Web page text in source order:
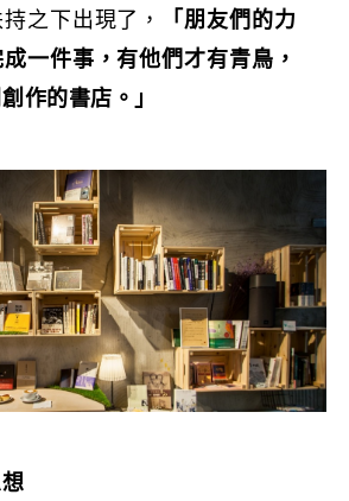
之下出現了，
「朋友們的力
一件事，有他們才有青鳥，
作的書店。」